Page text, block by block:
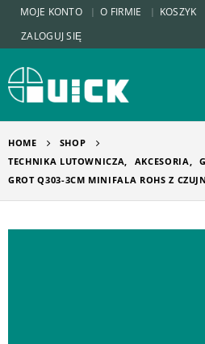
MOJE KONTO O FIRMIE KOSZYK
ZALOGUJ SIĘ
HOME
SHOP
TECHNIKA LUTOWNICZA, AKCESORIA,
GROT Q303-3CM MINIFALA ROHS Z